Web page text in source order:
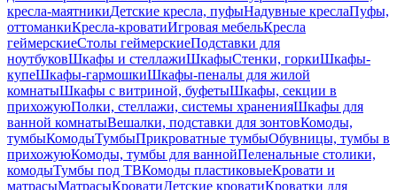
кресла-маятникиДетские кресла, пуфыНадувные креслаПуфы,
оттоманкиКресла-кроватиИгровая мебельКресла
геймерскиеСтолы геймерскиеПодставки для
ноутбуковШкафы и стеллажиШкафыСтенки, горкиШкафы-
купеШкафы-гармошкиШкафы-пеналы для жилой
комнатыШкафы с витриной, буфетыШкафы, секции в
прихожуюПолки, стеллажи, системы храненияШкафы для
ванной комнатыВешалки, подставки для зонтовКомоды,
тумбыКомодыТумбыПрикроватные тумбыОбувницы, тумбы в
прихожуюКомоды, тумбы для ваннойПеленальные столики,
комодыТумбы под ТВКомоды пластиковыеКровати и
матрасыМатрасыКроватиДетские кроватиКроватки для